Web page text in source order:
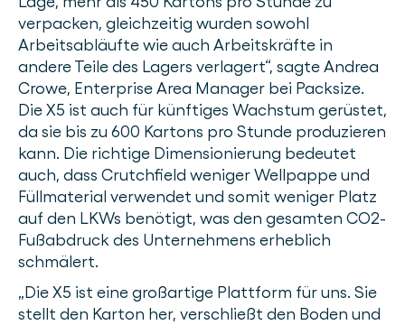
verpacken, gleichzeitig wurden sowohl
Arbeitsabläufte wie auch Arbeitskräfte in
andere Teile des Lagers verlagert“, sagte Andrea
Crowe, Enterprise Area Manager bei Packsize.
Die X5 ist auch für künftiges Wachstum gerüstet,
da sie bis zu 600 Kartons pro Stunde produzieren
kann. Die richtige Dimensionierung bedeutet
auch, dass Crutchfield weniger Wellpappe und
Füllmaterial verwendet und somit weniger Platz
auf den LKWs benötigt, was den gesamten CO2-
Fußabdruck des Unternehmens erheblich
schmälert.
„Die X5 ist eine großartige Plattform für uns. Sie
stellt den Karton her, verschließt den Boden und